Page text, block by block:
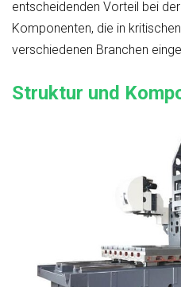
entscheidenden Vorteil bei
Komponenten, die in
verschiedenen Branchen
Struktur und